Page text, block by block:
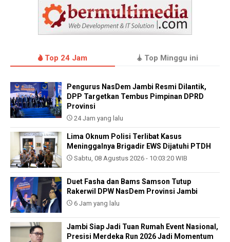
Top 24 Jam Top Minggu ini
Pengurus NasDem Jambi Resmi Dilantik,
DPP Targetkan Tembus Pimpinan DPRD
Provinsi
24 Jam yang lalu
Lima Oknum Polisi Terlibat Kasus
Meninggalnya Brigadir EWS Dijatuhi PTDH
Sabtu, 08 Agustus 2026 - 10:03:20 WIB
Duet Fasha dan Bams Samson Tutup
Rakerwil DPW NasDem Provinsi Jambi
6 Jam yang lalu
Jambi Siap Jadi Tuan Rumah Event Nasional,
Presisi Merdeka Run 2026 Jadi Momentum